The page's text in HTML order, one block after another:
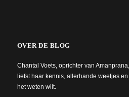
OVER DE BLOG
Chantal Voets, oprichter van
liefst haar kennis, allerhande weetjes
het weten wilt.